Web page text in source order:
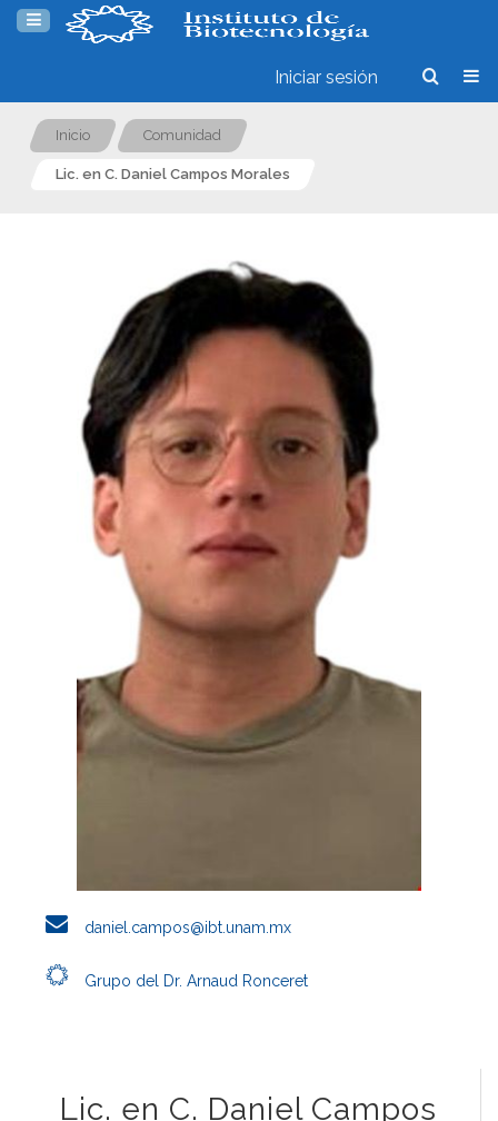
Iniciar sesión
Inicio Comunidad
Lic. en C. Daniel Campos Morales
daniel.campos@ibt.unam.mx
Grupo del Dr. Arnaud Ronceret
Lic. en C. Daniel Campos